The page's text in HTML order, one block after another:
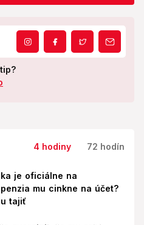
4 hodiny 72 hodín
je oficiálne na
mu cinkne na účet?
tajiť